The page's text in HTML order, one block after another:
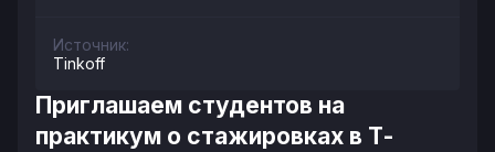
Источник:
Tinkoff
Приглашаем студентов на
практикум о стажировках в Т-